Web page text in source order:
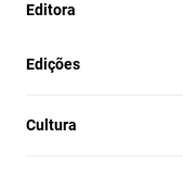
Editora
Edições
Cultura